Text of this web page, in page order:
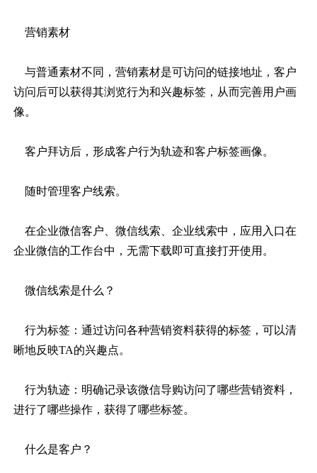
营销素材
与普通素材不同，营销素材是可访问的链接地址，客户
访问后可以获得其浏览行为和兴趣标签，从而完善用户画
像。
客户拜访后，形成客户行为轨迹和客户标签画像。
随时管理客户线索。
在企业微信客户、微信线索、企业线索中，应用入口在
企业微信的工作台中，无需下载即可直接打开使用。
微信线索是什么？
行为标签：通过访问各种营销资料获得的标签，可以清
晰地反映TA的兴趣点。
行为轨迹：明确记录该微信导购访问了哪些营销资料，
进行了哪些操作，获得了哪些标签。
什么是客户？